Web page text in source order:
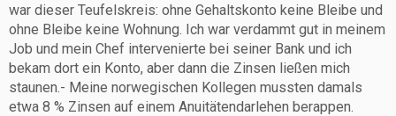
war dieser Teufelskreis: ohne Gehaltskonto keine Bleibe und
ohne Bleibe keine Wohnung. Ich war verdammt gut in meinem
Job und mein Chef intervenierte bei seiner Bank und ich
bekam dort ein Konto, aber dann die Zinsen ließen mich
staunen.- Meine norwegischen Kollegen mussten damals
etwa 8 % Zinsen auf einem Anuitätendarlehen berappen.